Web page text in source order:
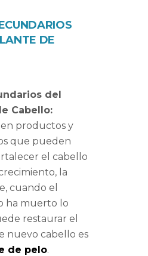
DE
del
Cabello:
productos y
que pueden
el cabello
la
cuando el
ha muerto lo
restaurar el
nuevo cabello es
de pelo.